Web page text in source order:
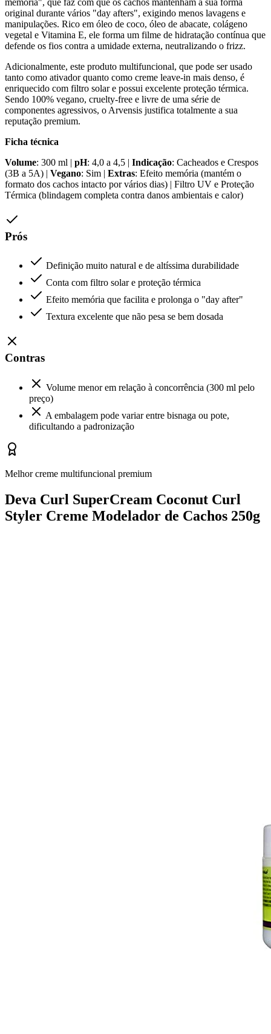
memória", que faz com que os cachos mantenham a sua forma
original durante vários "day afters", exigindo menos lavagens e
manipulações. Rico em óleo de coco, óleo de abacate, colágeno
vegetal e Vitamina E, ele forma um filme de hidratação contínua que
defende os fios contra a umidade externa, neutralizando o frizz.
Adicionalmente, este produto multifuncional, que pode ser usado
tanto como ativador quanto como creme leave-in mais denso, é
enriquecido com filtro solar e possui excelente proteção térmica.
Sendo 100% vegano, cruelty-free e livre de uma série de
componentes agressivos, o Arvensis justifica totalmente a sua
reputação premium.
Ficha técnica
Volume: 300 ml | pH: 4,0 a 4,5 | Indicação: Cacheados e Crespos
(3B a 5A) | Vegano: Sim | Extras: Efeito memória (mantém o
formato dos cachos intacto por vários dias) | Filtro UV e Proteção
Térmica (blindagem completa contra danos ambientais e calor)
Prós
Definição muito natural e de altíssima durabilidade
Conta com filtro solar e proteção térmica
Efeito memória que facilita e prolonga o "day after"
Textura excelente que não pesa se bem dosada
Contras
Volume menor em relação à concorrência (300 ml pelo
preço)
A embalagem pode variar entre bisnaga ou pote,
dificultando a padronização
Melhor creme multifuncional premium
Deva Curl SuperCream Coconut Curl
Styler Creme Modelador de Cachos 250g